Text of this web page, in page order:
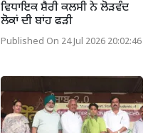
ਵਿਧਾਇਕ ਸ਼ੈਰੀ ਕਲਸੀ ਨੇ ਲੋੜਵੰਦ
ਲੋਕਾਂ ਦੀ ਬਾਂਹ ਫੜੀ
Published On 24 Jul 2026 20:02:46